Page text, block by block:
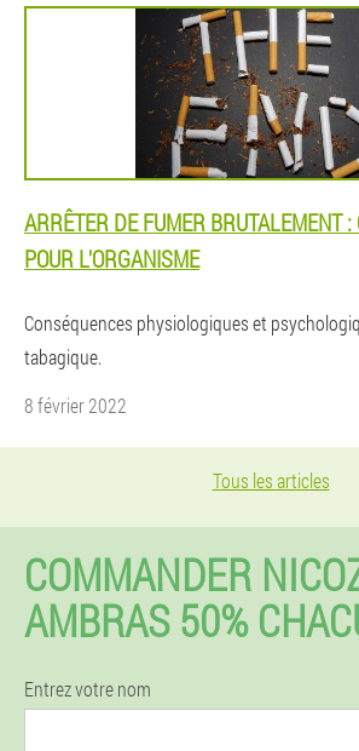
ARRÊTER DE FUMER BRUTALEMENT :
POUR L'ORGANISME
Conséquences physiologiques et
tabagique.
8 février 2022
Tous les articles
COMMANDER
AMBRAS 50%
Entrez votre nom